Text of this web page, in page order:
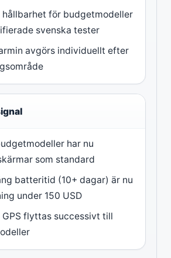
för budgetmodeller
svenska tester
avgörs individuellt efter
har nu
som standard
batteritid (10+ dagar) är nu
under 150 USD
GPS flyttas successivt till